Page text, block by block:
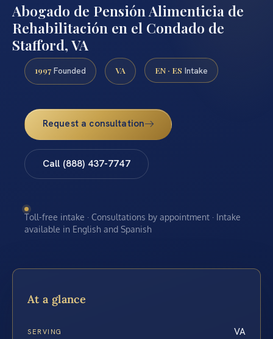
Abogado de Pensión Alimenticia de
Rehabilitación en el Condado de
Stafford, VA
1997 Founded VA EN · ES Intake
Request a consultation
Call (888) 437-7747
Toll-free intake · Consultations by appointment · Intake
available in English and Spanish
At a glance
SERVING VA